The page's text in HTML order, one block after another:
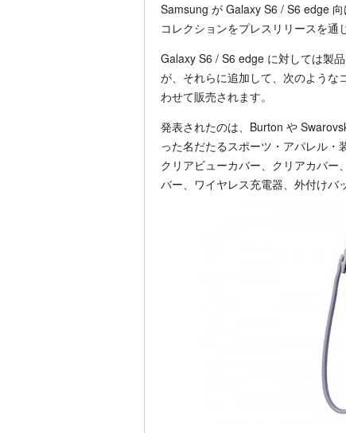
Samsung が Galaxy S6 / S6 edge
コレクションをプレスリリースを通
Galaxy S6 / S6 edge に対しては製
が、それらに追加して、次のような
わせて販売されます。
発表されたのは、Burton や
った名だたるスポーツ・アパレル・
クリアビューカバー、クリアカバー
バー、ワイヤレス充電器、外付けバ